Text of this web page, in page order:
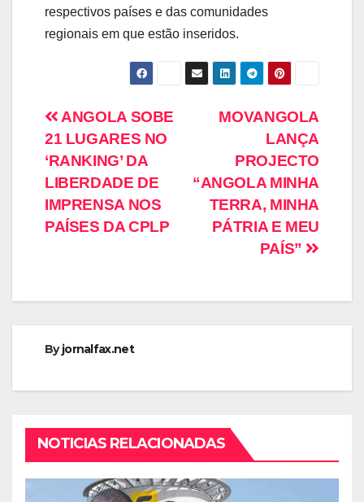
respectivos países e das comunidades
regionais em que estão inseridos.
MOVANGOLA
LANÇA
PROJECTO
“ANGOLA MINHA
TERRA, MINHA
PÁTRIA E MEU
PAÍS”
ANGOLA SOBE
21 LUGARES NO
‘RANKING’ DA
LIBERDADE DE
IMPRENSA NOS
PAÍSES DA CPLP
Byjornalfax.net
NOTICIAS RELACIONADAS